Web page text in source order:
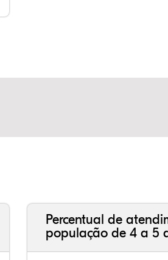
Percentual de
população de 4 a 5